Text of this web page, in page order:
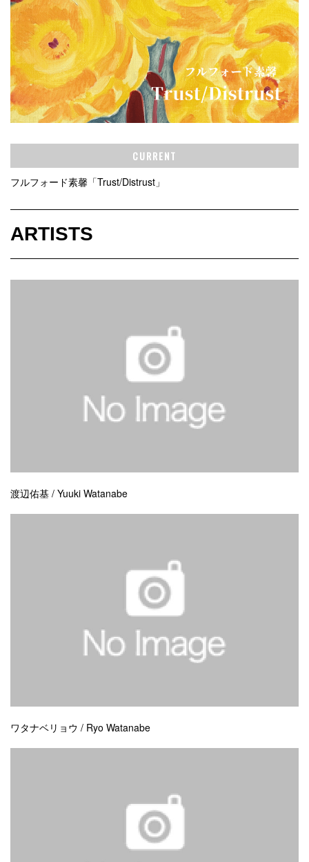
CURRENT
フルフォード素馨「Trust/Distrust」
ARTISTS
渡辺佑基 / Yuuki Watanabe
ワタナベリョウ / Ryo Watanabe